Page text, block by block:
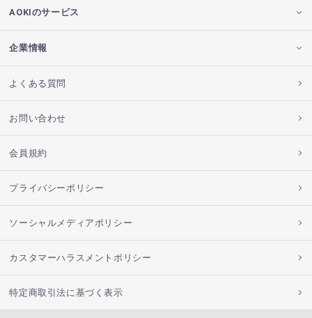
AOKIのサービス
企業情報
よくある質問
お問い合わせ
会員規約
プライバシーポリシー
ソーシャルメディアポリシー
カスタマーハラスメントポリシー
特定商取引法に基づく表示